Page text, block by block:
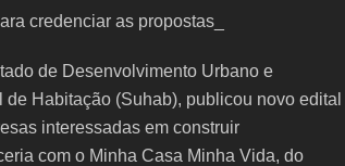
credenciar as propostas_
de Desenvolvimento Urbano e
Habitação (Suhab), publicou novo edital
interessadas em construir
com o Minha Casa Minha Vida, do